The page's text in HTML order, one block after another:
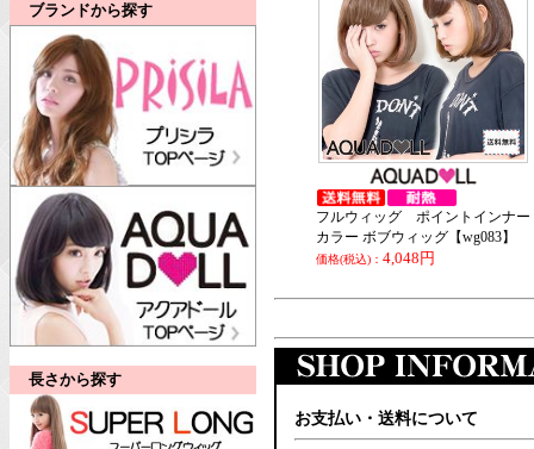
ブランドから探す
長さから探す
フルウィッグ ポイントインナー
カラー ボブウィッグ【wg083】
価格(税込)： 4,048円
お支払い・送料について